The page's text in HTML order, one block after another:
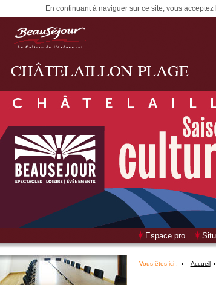
En continuant à naviguer sur ce site, vous
Espace pro
Vous êtes ici : Accueil